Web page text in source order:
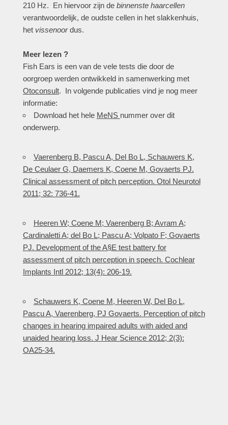
210 Hz. En hiervoor zijn de binnenste haarcellen
verantwoordelijk, de oudste cellen in het slakkenhuis,
het vissenoordus.
Meer lezen ?
Fish Ears is een van de vele tests die door de
oorgroep werden ontwikkeld in samenwerking met
Otoconsult. In volgende publicaties vind je nog meer
informatie:
Download het hele MeNS nummer over dit
onderwerp.
Vaerenberg B, Pascu A, Del Bo L, Schauwers K,
De Ceulaer G, Daemers K, Coene M, Govaerts PJ.
Clinical assessment of pitch perception. Otol Neurotol
2011; 32: 736-41.
Heeren W; Coene M; Vaerenberg B; Avram A;
Cardinaletti A; del Bo L; Pascu A; Volpato F; Govaerts
PJ. Development of the A§E test battery for
assessment of pitch perception in speech. Cochlear
Implants Intl 2012; 13(4): 206-19.
Schauwers K, Coene M, Heeren W, Del Bo L,
Pascu A, Vaerenberg, PJ Govaerts. Perception of pitch
changes in hearing impaired adults with aided and
unaided hearing loss. J Hear Science 2012; 2(3):
OA25-34.